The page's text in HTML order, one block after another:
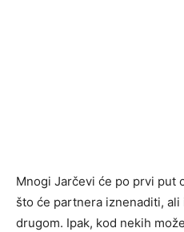
Mnogi Jarčevi će po prvi put
što će partnera iznenaditi,
drugom. Ipak, kod nekih